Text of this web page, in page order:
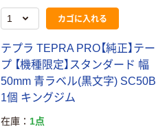
カゴに入れる
テプラ TEPRA PRO【純正】テー
プ 【機種限定】スタンダード 幅
50mm 青ラベル(黒文字) SC50B
1個 キングジム
在庫
1点